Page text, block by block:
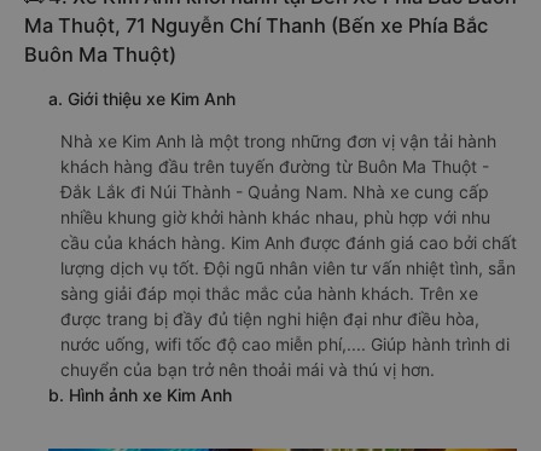
Số điện thoại đặt mua vé xe Buôn Ma Thuột - Đắk
Lắk Núi Thành - Quảng Nam: 1900 888684
Ma Thuột, 71 Nguyễn Chí Thanh (Bến xe Phía Bắc
Buôn Ma Thuột)
a. Giới thiệu xe Kim Anh
Nhà xe Kim Anh là một trong những đơn vị vận tải hành
khách hàng đầu trên tuyến đường từ Buôn Ma Thuột -
Đắk Lắk đi Núi Thành - Quảng Nam. Nhà xe cung cấp
nhiều khung giờ khởi hành khác nhau, phù hợp với nhu
cầu của khách hàng. Kim Anh được đánh giá cao bởi chất
lượng dịch vụ tốt. Đội ngũ nhân viên tư vấn nhiệt tình, sẵn
sàng giải đáp mọi thắc mắc của hành khách. Trên xe
được trang bị đầy đủ tiện nghi hiện đại như điều hòa,